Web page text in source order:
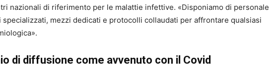
nazionali di riferimento per le malattie infettive. «Disponiamo di personale
mezzi dedicati e protocolli collaudati per affrontare qualsiasi
di diffusione come avvenuto con il Covid